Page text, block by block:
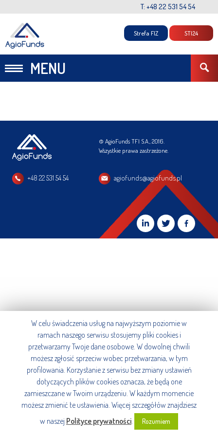
T: +48 22 531 54 54
MENU
Strefa FIZ STI24
© AgioFunds TFI S.A., 2016.
Wszystkie prawa zastrzeżone.
+48 22 531 54 54 agiofunds@agiofunds.pl
W celu świadczenia usług na najwyższym poziomie w
ramach naszego serwisu stosujemy pliki cookies i
przetwarzamy Twoje dane osobowe. W dowolnej chwili
możesz zgłosić sprzeciw wobec przetwarzania, w tym
profilowania. Korzystanie z serwisu bez zmiany ustawień
dotyczących plików cookies oznacza, że będą one
zamieszczane w Twoim urządzeniu. W każdym momencie
możesz zmienić te ustawienia. Więcej szczegółów znajdziesz
w naszej Polityce prywatności. Rozumiem